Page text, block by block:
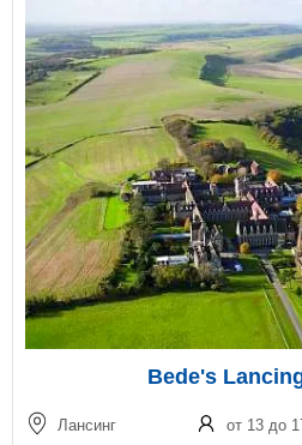
Bede's
Лансинг от 13 до